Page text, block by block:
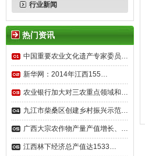
行业新闻
热门资讯
中国重要农业文化遗产专家委员…
新华网：2014年江西155…
农业银行加大对三农重点领域和…
九江市柴桑区创建乡村振兴示范…
广西大宗农作物产量产值增长、…
江西林下经济总产值达1533…